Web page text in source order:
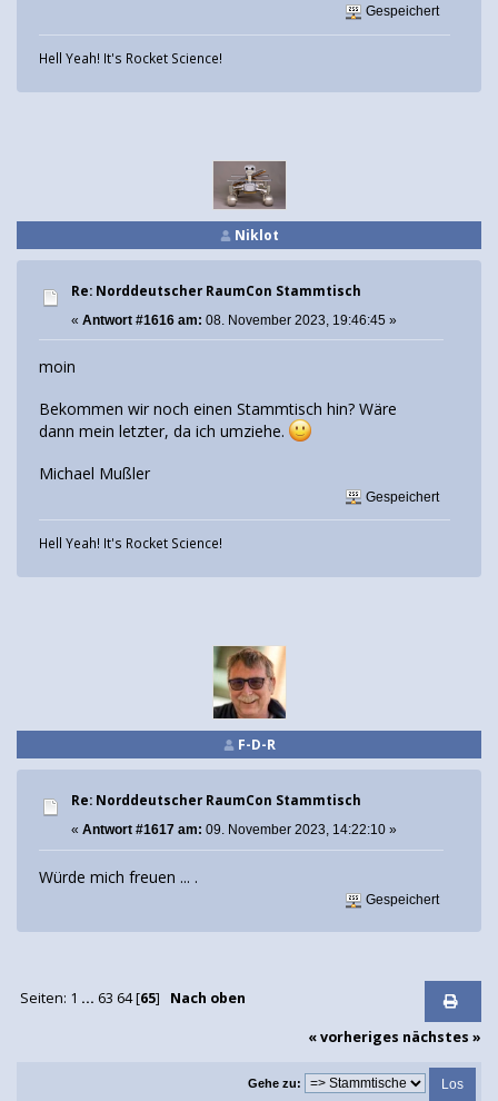
Gespeichert
Hell Yeah! It's Rocket Science!
Niklot
Re: Norddeutscher RaumCon Stammtisch
« Antwort #1616 am: 08. November 2023, 19:46:45 »
moin
Bekommen wir noch einen Stammtisch hin? Wäre
dann mein letzter, da ich umziehe.
Michael Mußler
Gespeichert
Hell Yeah! It's Rocket Science!
F-D-R
Re: Norddeutscher RaumCon Stammtisch
« Antwort #1617 am: 09. November 2023, 14:22:10 »
Würde mich freuen ... .
Gespeichert
Seiten: 1 ... 63 64[65] Nach oben
« vorheriges nächstes »
Gehe zu: